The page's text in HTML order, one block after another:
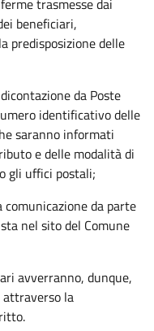
trasmesse dai
beneficiari,
predisposizione delle
da Poste
identificativo delle
saranno informati
e delle modalità di
gli uffici postali;
da parte
nel sito del Comune
avverranno, dunque,
attraverso la